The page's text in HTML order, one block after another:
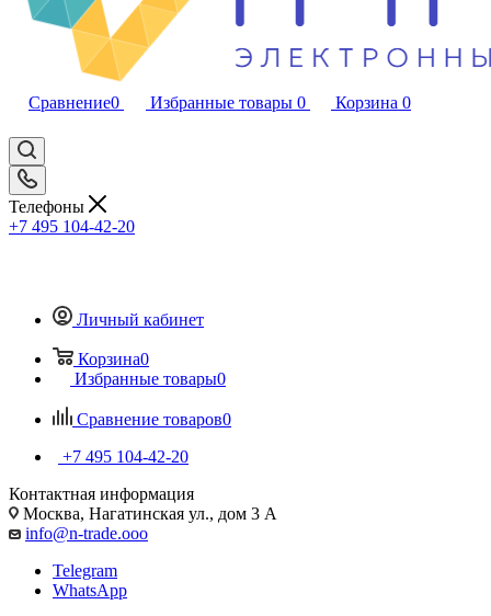
Сравнение0 Избранные товары 0 Корзина 0
Телефоны
+7 495 104-42-20
Личный кабинет
Корзина0
Избранные товары0
Сравнение товаров0
+7 495 104-42-20
Контактная информация
Москва, Нагатинская ул., дом 3 А
info@n-trade.ooo
Telegram
WhatsApp